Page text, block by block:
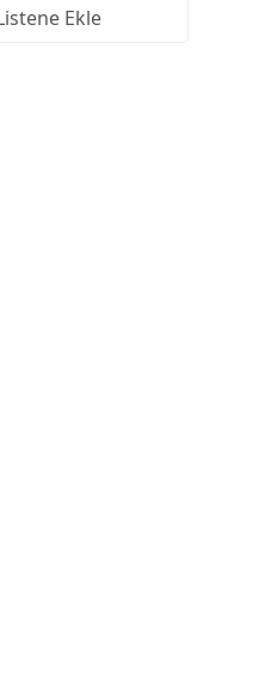
Ekle